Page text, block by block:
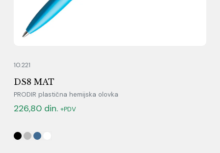
10.221
DS8 MAT
PRODIR plastična hemijska olovka
226,80 din. +PDV